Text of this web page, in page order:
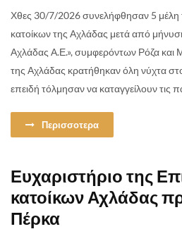
Χθες 30/7/2026 συνελήφθησαν 5
κατοίκων της Αχλάδας μετά από
Αχλάδας Α.Ε.», συμφερόντων Ρόζα και
της Αχλάδας κρατήθηκαν όλη νύχτα
επειδή τόλμησαν να καταγγείλουν τις
Περισσοτερα
Ευχαριστήριο της
κατοίκων Αχλάδας
Πέρκα